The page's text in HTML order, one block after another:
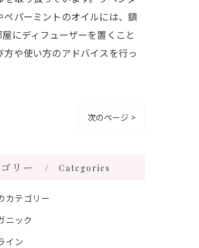
パーミントのオイルには、鎮
にディフューザーを置くこと
や使い方のアドバイスを行っ
次のページ >
リー Categories
カテゴリー
ニック
イン